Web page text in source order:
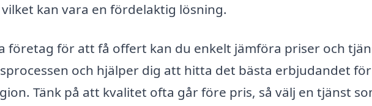
kan vara en fördelaktig lösning.
företag för att få offert kan du enkelt jämföra priser och
och hjälper dig att hitta det bästa erbjudandet för
Tänk på att kvalitet ofta går före pris, så välj en tjänst